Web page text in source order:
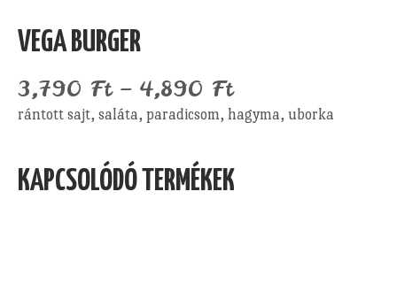
VEGA BURGER
3,790 Ft– 4,890 Ft
rántott sajt, saláta, paradicsom, hagyma, uborka
KAPCSOLÓDÓ TERMÉKEK